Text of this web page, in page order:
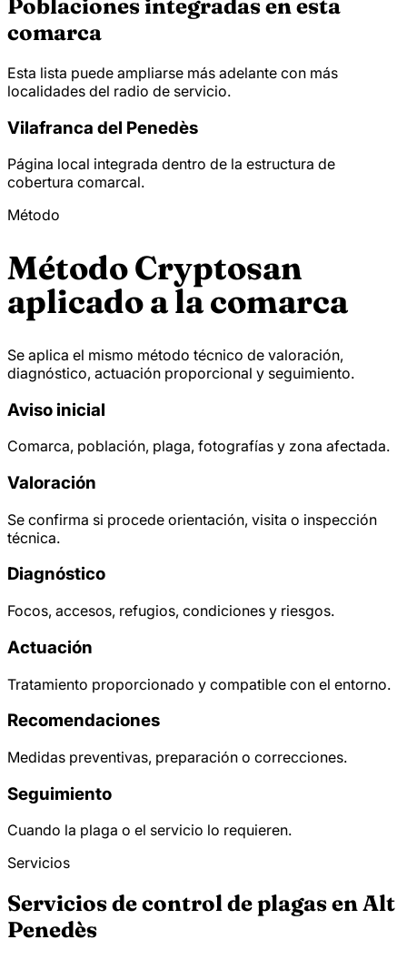
Poblaciones integradas en esta
comarca
Esta lista puede ampliarse más adelante con más
localidades del radio de servicio.
Vilafranca del Penedès
Página local integrada dentro de la estructura de
cobertura comarcal.
Método
Método Cryptosan
aplicado a la comarca
Se aplica el mismo método técnico de valoración,
diagnóstico, actuación proporcional y seguimiento.
Aviso inicial
Comarca, población, plaga, fotografías y zona afectada.
Valoración
Se confirma si procede orientación, visita o inspección
técnica.
Diagnóstico
Focos, accesos, refugios, condiciones y riesgos.
Actuación
Tratamiento proporcionado y compatible con el entorno.
Recomendaciones
Medidas preventivas, preparación o correcciones.
Seguimiento
Cuando la plaga o el servicio lo requieren.
Servicios
Servicios de control de plagas en Alt
Penedès